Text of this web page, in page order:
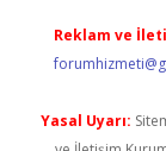
Reklam ve
Yasal Uyarı: